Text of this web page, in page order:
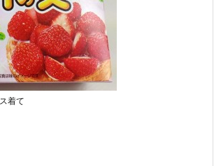
着て